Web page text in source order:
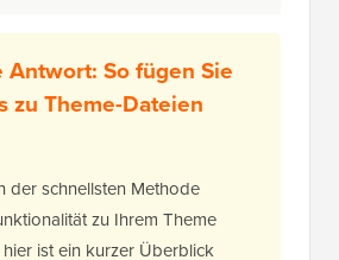
Antwort: So fügen Sie
zu Theme-Dateien
der schnellsten Methode
zu Ihrem Theme
ist ein kurzer Überblick